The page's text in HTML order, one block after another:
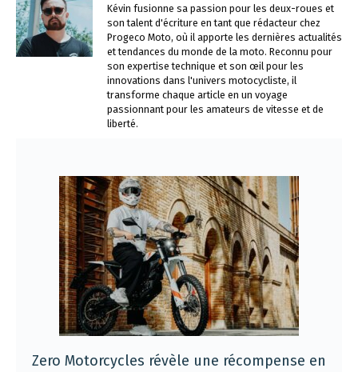
Kévin fusionne sa passion pour les deux-roues et
son talent d'écriture en tant que rédacteur chez
Progeco Moto, où il apporte les dernières actualités
et tendances du monde de la moto. Reconnu pour
son expertise technique et son œil pour les
innovations dans l'univers motocycliste, il
transforme chaque article en un voyage
passionnant pour les amateurs de vitesse et de
liberté.
Zero Motorcycles révèle une récompense en